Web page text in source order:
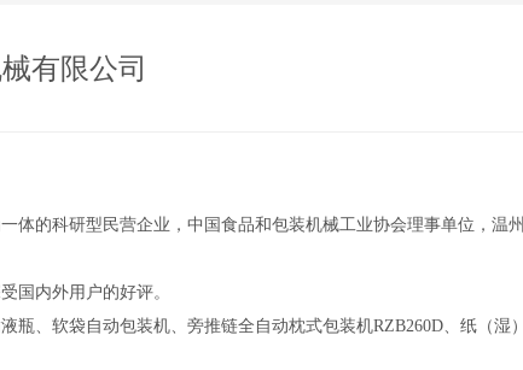
有限公司
体的科研型民营企业，中国食品和包装机械工业协会理事单位，温州
国内外用户的好评。
、软袋自动包装机、旁推链全自动枕式包装机RZB260D、纸（湿）